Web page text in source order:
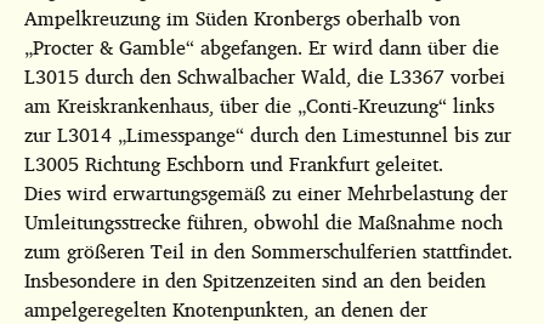
Ampelkreuzung im Süden Kronbergs oberhalb von
„Procter & Gamble“ abgefangen. Er wird dann über die
L3015 durch den Schwalbacher Wald, die L3367 vorbei
am Kreiskrankenhaus, über die „Conti-Kreuzung“ links
zur L3014 „Limesspange“ durch den Limestunnel bis zur
L3005 Richtung Eschborn und Frankfurt geleitet.
Dies wird erwartungsgemäß zu einer Mehrbelastung der
Umleitungsstrecke führen, obwohl die Maßnahme noch
zum größeren Teil in den Sommerschulferien stattfindet.
Insbesondere in den Spitzenzeiten sind an den beiden
ampelgeregelten Knotenpunkten, an denen der